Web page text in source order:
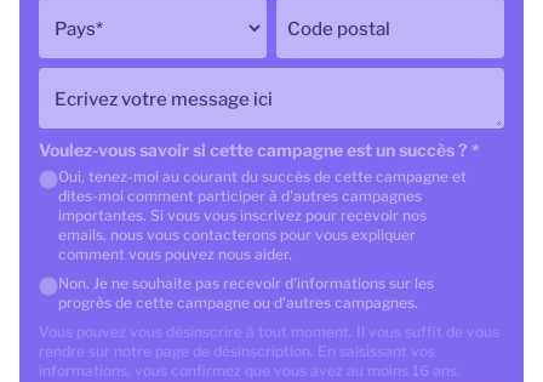
Pays* Code postal
Ecrivez votre message ici
Voulez-vous savoir si cette campagne est un succès ? *
Oui, tenez-moi au courant du succès de cette campagne et
dites-moi comment participer à d'autres campagnes
importantes. Si vous vous inscrivez pour recevoir nos
emails, nous vous contacterons pour vous expliquer
comment vous pouvez nous aider.
Non. Je ne souhaite pas recevoir d'informations sur les
progrès de cette campagne ou d'autres campagnes.
Vous pouvez vous désinscrire à tout moment. Il vous suffit de vous
rendre sur notre page de désinscription. En saisissant vos
informations, vous confirmez que vous avez au moins 16 ans.